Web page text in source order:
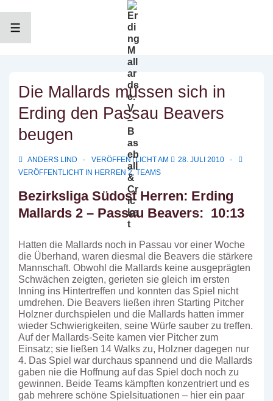
InhaltMENÜ
Die Mallards müssen sich in
Erding den Passau Beavers
beugen
ANDERS LIND VERÖFFENTLICHT AM
28. JULI 2010
VERÖFFENTLICHT IN HERREN 2, TEAMS
Bezirksliga Südost Herren: Erding
Mallards 2 – Passau Beavers: 10:13
Hatten die Mallards noch in Passau vor einer Woche
die Überhand, waren diesmal die Beavers die stärkere
Mannschaft. Obwohl die Mallards keine ausgeprägten
Schwächen zeigten, gerieten sie gleich im ersten
Inning ins Hintertreffen und konnten das Spiel nicht
umdrehen. Die Beavers ließen ihren Starting Pitcher
Holzner durchspielen und die Mallards hatten immer
wieder Schwierigkeiten, seine Würfe sauber zu treffen.
Auf der Mallards-Seite kamen vier Pitcher zum
Einsatz; sie ließen 14 Walks zu, Holzner dagegen nur
4. Das Spiel war durchaus spannend und die Mallards
gaben nie die Hoffnung auf das Spiel doch noch zu
gewinnen. Beide Teams kämpften konzentriert und es
gab mehrere schöne Spielsituationen – hier ein paar